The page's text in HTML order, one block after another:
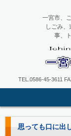
一宮
一宮市、
しごみ
事、
TEL.0586-45-3611
思っても口に出